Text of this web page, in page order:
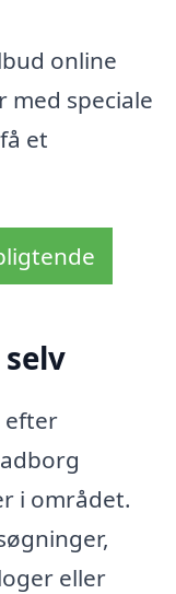
online
med speciale
et
efter
i området.
eller